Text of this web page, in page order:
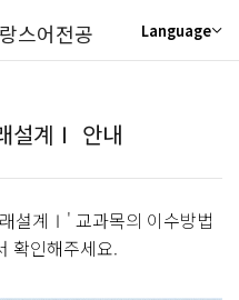
스어전공 Language
설계Ⅰ 안내
설계Ⅰ' 교과목의 이수방법
확인해주세요.